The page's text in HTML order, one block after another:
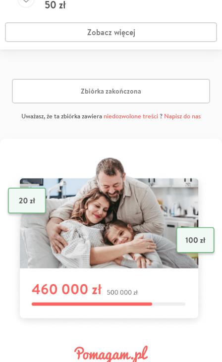
50 zł
Zobacz więcej
Zbiórka zakończona
Uważasz, że ta zbiórka zawiera niedozwolone treści? Napisz do nas